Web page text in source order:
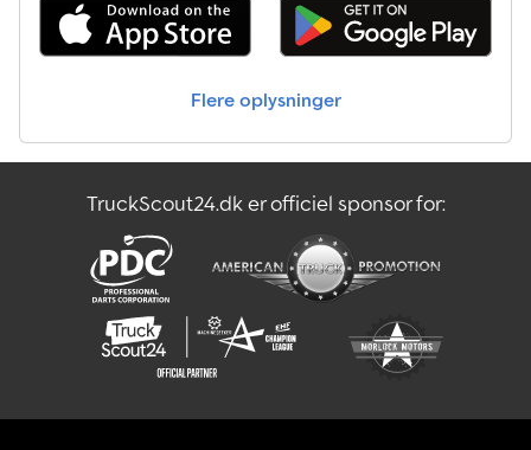
Flere oplysninger
TruckScout24.dk er officiel sponsor for: